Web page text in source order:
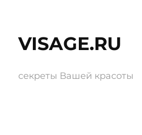
содержимому
VISAGE.RU
секреты Вашей красоты